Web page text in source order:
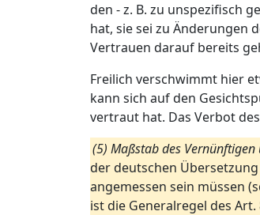
den - z. B. zu unspezifisch
hat, sie sei zu Änderungen
Vertrauen darauf bereits
Freilich verschwimmt hier
kann sich auf den
vertraut hat. Das Verbot
(5) Maßstab des Vernünftigen
der deutschen
angemessen sein müssen
ist die Generalregel des